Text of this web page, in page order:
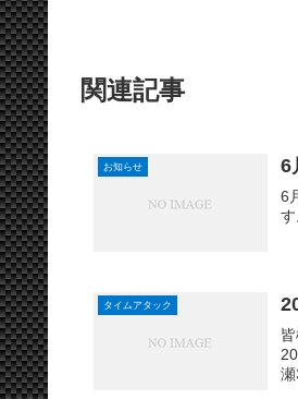
関連記事
お知らせ 6
6
タイムアタック